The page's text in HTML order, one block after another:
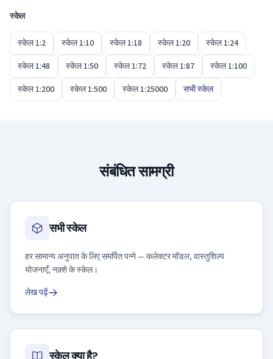
स्केल
स्केल 1:2 स्केल 1:10 स्केल 1:18 स्केल 1:20
स्केल 1:24
स्केल 1:48
स्केल 1:50 स्केल 1:72 स्केल 1:87
स्केल 1:100
स्केल 1:200
स्केल 1:500 स्केल 1:25000 सभी स्केल
संबंधित सामग्री
सभी स्केल
हर सामान्य अनुपात के लिए समर्पित पन्ने — कलेक्टर मॉडल, वास्तुशिल्प
योजनाएँ, नक़्शे के स्केल।
लेख पढ़ें
स्केल क्या है?